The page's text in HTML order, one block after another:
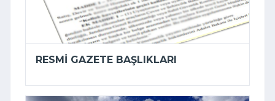
RESMI GAZETE BAŞLIKLARI